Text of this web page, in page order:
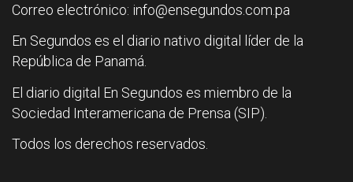
Correo electrónico: info@ensegundos.com.pa
En Segundos es el diario nativo digital líder de la
República de Panamá.
El diario digital En Segundos es miembro de la
Sociedad Interamericana de Prensa (SIP).
Todos los derechos reservados.